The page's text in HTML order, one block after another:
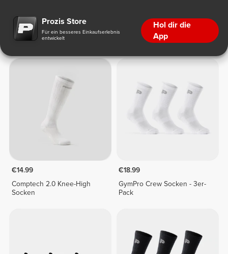
Prozis Store
Für ein besseres Einkaufserlebnis
entwickelt
Hol dir die
App
Sportsocken
€14.99
Comptech 2.0 Knee-High
Socken
€18.99
GymPro Crew Socken - 3er-
Pack